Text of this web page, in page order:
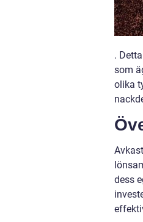
.
som
olika
dess